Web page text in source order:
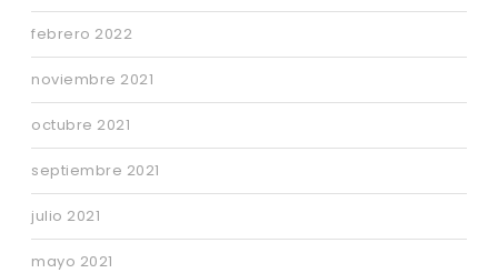
febrero 2022
noviembre 2021
octubre 2021
septiembre 2021
julio 2021
mayo 2021